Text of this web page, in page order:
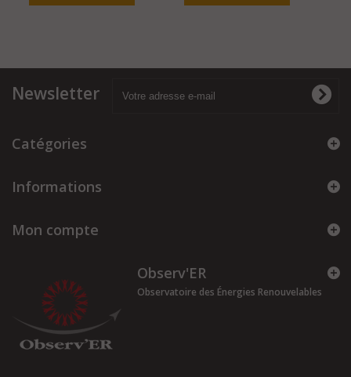
Newsletter
Catégories
Informations
Mon compte
Observ'ER
Observatoire des Énergies Renouvelables